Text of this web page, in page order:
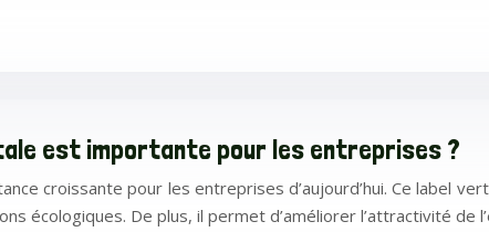
est importante pour les entreprises ?
croissante pour les entreprises d’aujourd’hui. Ce label
écologiques. De plus, il permet d’améliorer l’attractivité de